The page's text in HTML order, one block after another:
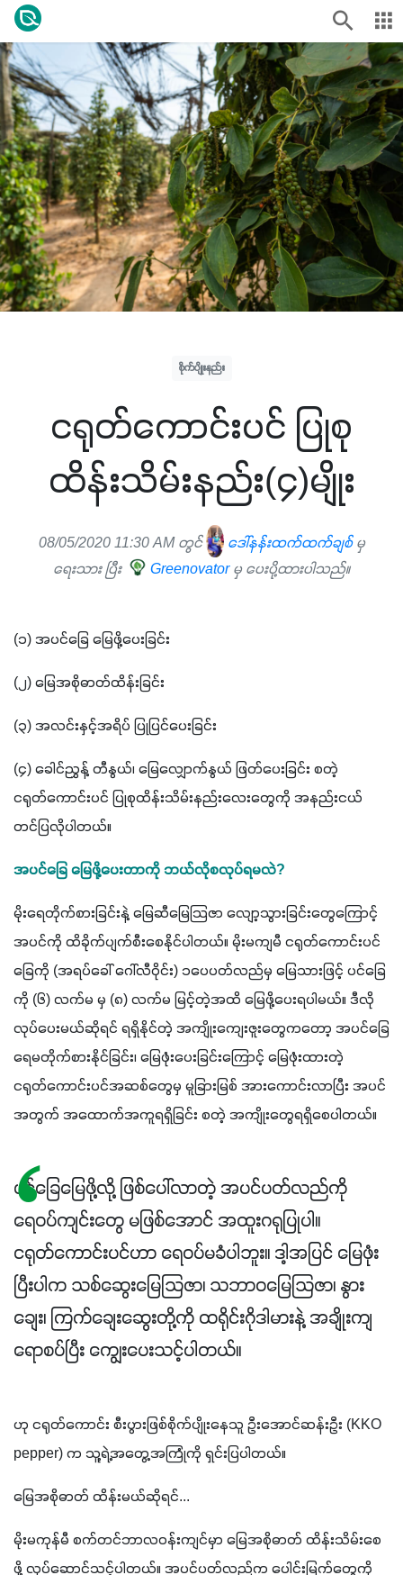
စိုက်ပျိုးနည်း
ငရုတ်ကောင်းပင် ပြုစု
ထိန်းသိမ်းနည်း(၄)မျိုး
08/05/2020 11:30 AM တွင် ဒေါ်နန်းထက်ထက်ချစ်မှ
ရေးသား ပြီး
Greenovator မှ ပေးပို့ထားပါသည်။
(၁) အပင်ခြေ မြေဖို့ပေးခြင်း
(၂) မြေအစိုဓာတ်ထိန်းခြင်း
(၃) အလင်းနှင့်အရိပ် ပြုပြင်ပေးခြင်း
(၄) ခေါင်ညွှန့် တီနွယ်၊ မြေလျှောက်နွယ် ဖြတ်ပေးခြင်း စတဲ့
ငရုတ်ကောင်းပင် ပြုစုထိန်းသိမ်းနည်းလေးတွေကို အနည်းငယ်
တင်ပြလိုပါတယ်။
အပင်ခြေ မြေဖို့ပေးတာကို ဘယ်လိုစလုပ်ရမလဲ?
မိုးရေတိုက်စားခြင်းနဲ့ မြေဆီမြေသြဇာ လျော့သွားခြင်းတွေကြောင့်
အပင်ကို ထိခိုက်ပျက်စီးစေနိုင်ပါတယ်။ မိုးမကျမီ ငရုတ်ကောင်းပင်
ခြေကို (အရပ်ခေါ် ဂေါ်လီဝိုင်း) ၁ပေပတ်လည်မှ မြေသားဖြင့် ပင်ခြေ
ကို (၆) လက်မ မှ (၈) လက်မ မြင့်တဲ့အထိ မြေဖို့ပေးရပါမယ်။ ဒီလို
လုပ်ပေးမယ်ဆိုရင် ရရှိနိုင်တဲ့ အကျိုးကျေးဇူးတွေကတော့ အပင်ခြေ
ရေမတိုက်စားနိုင်ခြင်း၊ မြေဖုံးပေးခြင်းကြောင့် မြေဖုံးထားတဲ့
ငရုတ်ကောင်းပင်အဆစ်တွေမှ မူခြားမြစ် အားကောင်းလာပြီး အပင်
အတွက် အထောက်အကူရရှိခြင်း စတဲ့ အကျိုးတွေရရှိစေပါတယ်။
ပင်ခြေမြေဖို့လို့ ဖြစ်ပေါ်လာတဲ့ အပင်ပတ်လည်ကို
ရေဝပ်ကျင်းတွေ မဖြစ်အောင် အထူးဂရုပြုပါ။
ငရုတ်ကောင်းပင်ဟာ ရေဝပ်မခံပါဘူး။ ဒါ့အပြင် မြေဖုံး
ပြီးပါက သစ်ဆွေးမြေသြဇာ၊ သဘာဝမြေသြဇာ၊ နွား
ချေး၊ ကြက်ချေးဆွေးတို့ကို ထရိုင်းဂိုဒါမားနဲ့ အချိုးကျ
ရောစပ်ပြီး ကျွေးပေးသင့်ပါတယ်။
ဟု ငရုတ်ကောင်း စီးပွားဖြစ်စိုက်ပျိုးနေသူ ဦးအောင်ဆန်းဦး (KKO
pepper) က သူ့ရဲ့အတွေ့အကြုံကို ရှင်းပြပါတယ်။
မြေအစိုဓာတ် ထိန်းမယ်ဆိုရင်...
မိုးမကုန်မီ စက်တင်ဘာလဝန်းကျင်မှာ မြေအစိုဓာတ် ထိန်းသိမ်းစေ
ဖို့ လုပ်ဆောင်သင့်ပါတယ်။ အပင်ပတ်လည်က ပေါင်းမြက်တွေကို